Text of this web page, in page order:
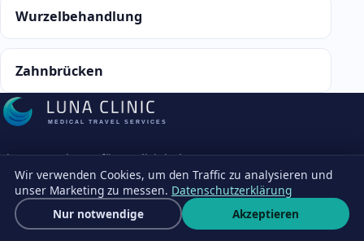
Wurzelbehandlung
Zahnbrücken
MEDICAL TRAVEL SERVICES
Ein Unternehmen für medizinische
Reisekoordination in Istanbul. Wir
organisieren Ihre Reise; unabhängige
Partnerchirurgen treffen jede klinische
Entscheidung in ihrer eigenen Praxis.
Kostenloses Angebot
Wir verwenden Cookies, um den Traffic zu analysieren und
unser Marketing zu messen. Datenschutzerklärung
Nur notwendige
Akzeptieren